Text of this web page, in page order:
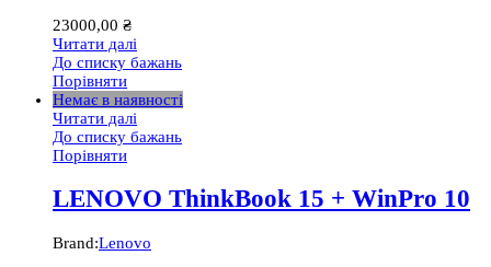
23000,00 ₴
Читати далі
До списку бажань
Порівняти
Немає в наявності
Читати далі
До списку бажань
Порівняти
LENOVO ThinkBook 15 + WinPro 10
Brand:Lenovo